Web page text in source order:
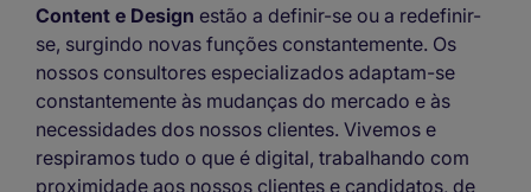
Content e Design estão a definir-se ou a redefinir-
se, surgindo novas funções constantemente. Os
nossos consultores especializados adaptam-se
constantemente às mudanças do mercado e às
necessidades dos nossos clientes. Vivemos e
respiramos tudo o que é digital, trabalhando com
proximidade aos nossos clientes e candidatos, de